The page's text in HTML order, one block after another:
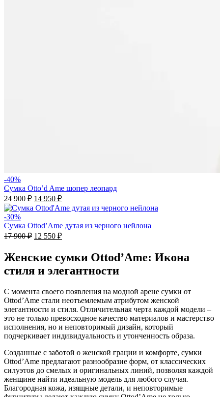
-40%
Сумка Otto’d Ame шопер леопард
24 900₽ Первоначальная
цена
составляла
24
900 ₽.
14 950 ₽Текущая
цена:
14
950 ₽.
-30%
Сумка Ottod’Ame дутая из черного нейлона
17 900₽ Первоначальная
17
900 ₽.
12 550 ₽Текущая
550 ₽.
Женские сумки Ottod’Ame: Икона
стиля и элегантности
С момента своего появления на модной арене сумки от
Ottod’Ame стали неотъемлемым атрибутом женской
элегантности и стиля. Отличительная черта каждой модели –
это не только превосходное качество материалов и мастерство
исполнения, но и неповторимый дизайн, который
подчеркивает индивидуальность и утонченность образа.
Созданные с заботой о женской грации и комфорте, сумки
Ottod’Ame предлагают разнообразие форм, от классических
силуэтов до смелых и оригинальных линий, позволяя каждой
женщине найти идеальную модель для любого случая.
Благородная кожа, изящные детали, и неповторимые